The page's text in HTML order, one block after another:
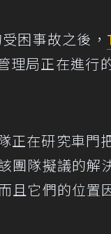
困事故之後，
理局正在進行
在研究車門
團隊擬議的解
且它們的位置